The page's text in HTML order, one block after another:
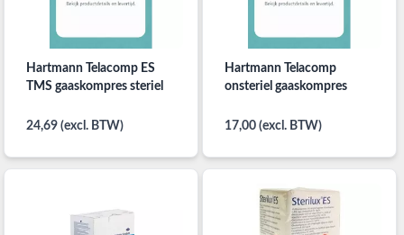
Hartmann Telacomp ES
TMS gaaskompres steriel
24,69 (excl. BTW)
Hartmann Telacomp
onsteriel gaaskompres
17,00 (excl. BTW)